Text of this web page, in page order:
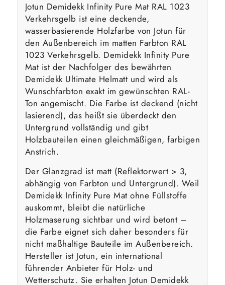
Jotun Demidekk Infinity Pure Mat RAL 1023
Verkehrsgelb ist eine deckende,
wasserbasierende Holzfarbe von Jotun für
den Außenbereich im matten Farbton RAL
1023 Verkehrsgelb. Demidekk Infinity Pure
Mat ist der Nachfolger des bewährten
Demidekk Ultimate Helmatt und wird als
Wunschfarbton exakt im gewünschten RAL-
Ton angemischt. Die Farbe ist deckend (nicht
lasierend), das heißt sie überdeckt den
Untergrund vollständig und gibt
Holzbauteilen einen gleichmäßigen, farbigen
Anstrich.
Der Glanzgrad ist matt (Reflektorwert > 3,
abhängig von Farbton und Untergrund). Weil
Demidekk Infinity Pure Mat ohne Füllstoffe
auskommt, bleibt die natürliche
Holzmaserung sichtbar und wird betont –
die Farbe eignet sich daher besonders für
nicht maßhaltige Bauteile im Außenbereich.
Hersteller ist Jotun, ein international
führender Anbieter für Holz- und
Wetterschutz. Sie erhalten Jotun Demidekk